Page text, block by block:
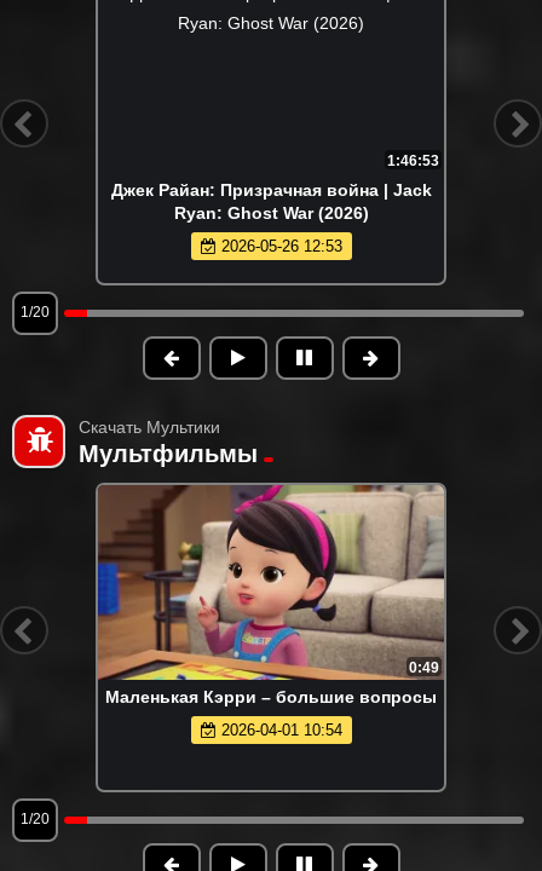
1:46:53
Джек Райан: Призрачная война | Jack
Ryan: Ghost War (2026)
2026-05-26 12:53
1/20
Скачать Мультики
Мультфильмы
0:49
Маленькая Кэрри – большие вопросы
2026-04-01 10:54
1/20